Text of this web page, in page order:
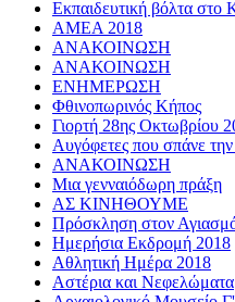
Εκπαιδευτική βόλτα στο
AMEA 2018
ΑΝΑΚΟΙΝΩΣΗ
ΑΝΑΚΟΙΝΩΣΗ
ΕΝΗΜΕΡΩΣΗ
Φθινοπωρινός Κήπος
Γιορτή 28ης Οκτωβρίου
Αυγόφετες που σπάνε
ΑΝΑΚΟΙΝΩΣΗ
Μια γενναιόδωρη πράξη
ΑΣ ΚΙΝΗΘΟΥΜΕ
Πρόσκληση στον
Ημερήσια Εκδρομή 2018
Αθλητική Ημέρα 2018
Αστέρια και Νεφελώματα